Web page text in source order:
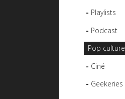
Playlists
Podcast
Pop culture
Ciné
Geekeries